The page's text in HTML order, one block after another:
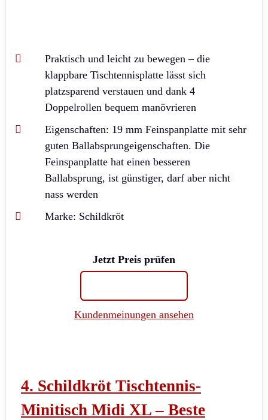
Praktisch und leicht zu bewegen – die
klappbare Tischtennisplatte lässt sich
platzsparend verstauen und dank 4
Doppelrollen bequem manövrieren
Eigenschaften: 19 mm Feinspanplatte mit sehr
guten Ballabsprungeigenschaften. Die
Feinspanplatte hat einen besseren
Ballabsprung, ist günstiger, darf aber nicht
nass werden
Marke: Schildkröt
Jetzt Preis prüfen
Kundenmeinungen ansehen
4. Schildkröt Tischtennis-
Minitisch Midi XL – Beste